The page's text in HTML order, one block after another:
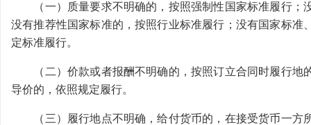
（一）质量要求不明确的，按照强制性国家标准履行；
没有推荐性国家标准的，按照行业标准履行；没有国家标
定标准履行。
（二）价款或者报酬不明确的，按照订立合同时履行地
导价的，依照规定履行。
（三）履行地点不明确，给付货币的，在接受货币一方